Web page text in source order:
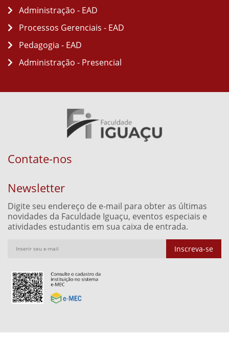
Administração - EAD
Processos Gerenciais - EAD
Pedagogia - EAD
Administração - Presencial
Contate-nos
Newsletter
Digite seu endereço de e-mail para obter as últimas
novidades da Faculdade Iguaçu, eventos especiais e
atividades estudantis em sua caixa de entrada.
Inscreva-se